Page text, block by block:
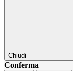
Chiudi
Conferma